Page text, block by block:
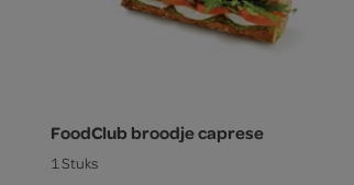
FoodClub broodje caprese
1 Stuks